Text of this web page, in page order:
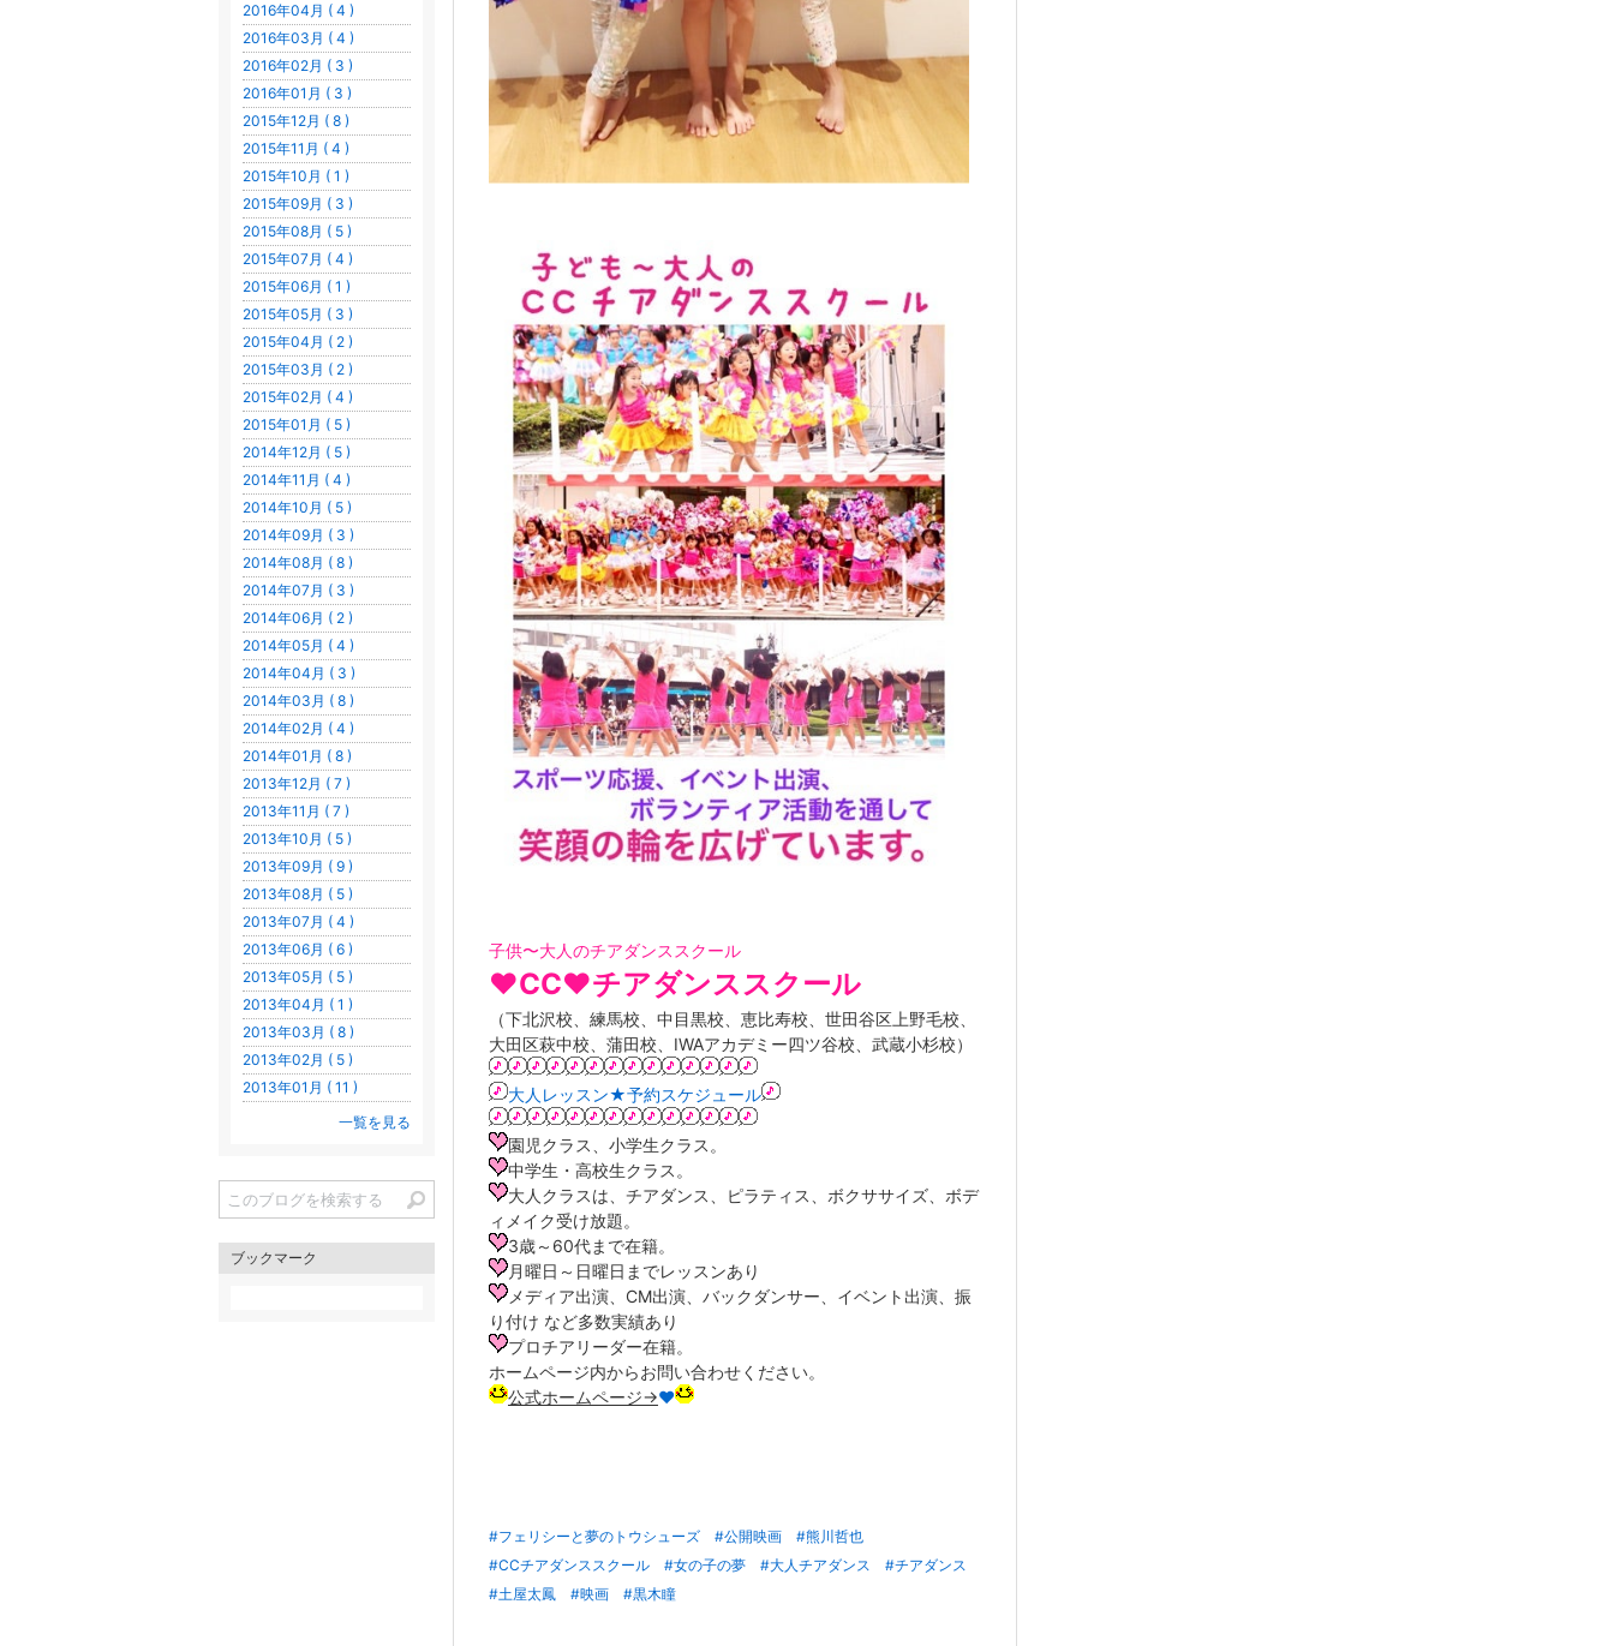
子供〜大人のチアダンススクール
❤︎CC❤︎チアダンススクール
（下北沢校、練馬校、中目黒校、恵比寿校、世田谷区上野毛校、
大田区萩中校、蒲田校、IWAアカデミー四ツ谷校、武蔵小杉校）
大人レッスン★予約スケジュール
園児クラス、小学生クラス。
中学生・高校生クラス。
大人クラスは、チアダンス、ピラティス、ボクササイズ、ボデ
ィメイク受け放題。
3歳～60代まで在籍。
月曜日～日曜日までレッスンあり
メディア出演、CM出演、バックダンサー、イベント出演、振
り付け など多数実績あり
プロチアリーダー在籍。
ホームページ内からお問い合わせください。
公式ホームページ→❤︎
#フェリシーと夢のトウシューズ #公開映画
#熊川哲也
#CCチアダンススクール
#女の子の夢 #大人チアダンス
#チアダンス
#土屋太鳳
#映画 #黒木瞳
2016年04月 ( 4 )
2016年03月 ( 4 )
2016年02月 ( 3 )
2016年01月 ( 3 )
2015年12月 ( 8 )
2015年11月 ( 4 )
2015年10月 ( 1 )
2015年09月 ( 3 )
2015年08月 ( 5 )
2015年07月 ( 4 )
2015年06月 ( 1 )
2015年05月 ( 3 )
2015年04月 ( 2 )
2015年03月 ( 2 )
2015年02月 ( 4 )
2015年01月 ( 5 )
2014年12月 ( 5 )
2014年11月 ( 4 )
2014年10月 ( 5 )
2014年09月 ( 3 )
2014年08月 ( 8 )
2014年07月 ( 3 )
2014年06月 ( 2 )
2014年05月 ( 4 )
2014年04月 ( 3 )
2014年03月 ( 8 )
2014年02月 ( 4 )
2014年01月 ( 8 )
2013年12月 ( 7 )
2013年11月 ( 7 )
2013年10月 ( 5 )
2013年09月 ( 9 )
2013年08月 ( 5 )
2013年07月 ( 4 )
2013年06月 ( 6 )
2013年05月 ( 5 )
2013年04月 ( 1 )
2013年03月 ( 8 )
2013年02月 ( 5 )
2013年01月 ( 11 )
一覧を見る
ブックマーク